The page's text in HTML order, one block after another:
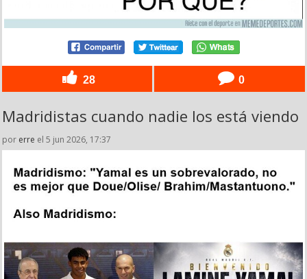
28 0
Madridistas cuando nadie los está viendo
por erre el 5 jun 2026, 17:37